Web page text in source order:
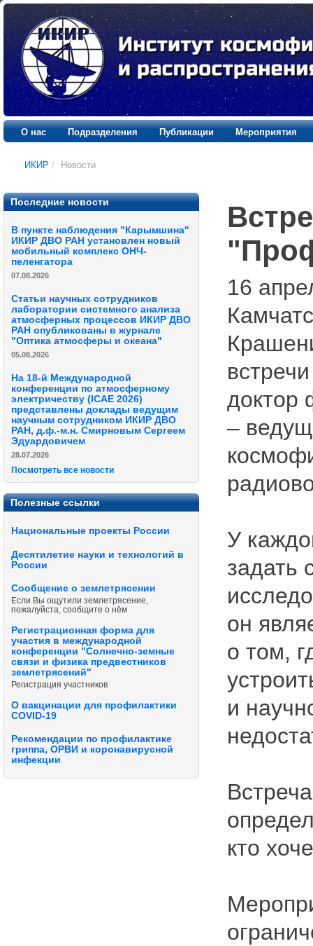
О нас Подразделения Публикации Мероприятия
ИКИР / Новости
Последние новости
В пункте наблюдения "Карымшина"
ИКИР ДВО РАН установлен новый
мобильный комплекс ОНЧ-
пеленгатора
07.08.2026
Статьи научных сотрудников
лаборатории системного анализа
атмосферных процессов ИКИР ДВО
РАН опубликованы в журнале
"Оптика атмосферы и океана"
05.08.2026
На 18-й Международной
конференции по атмосферному
электричеству (ICAE 2026)
представлены доклады ведущим
научным сотрудником ИКИР ДВО
РАН, д.ф.-м.н. Смирновым Сергеем
Эдуардовичем
28.07.2026
Посмотреть все новости
Полезные ссылки
Национальные проекты России
Десятилетие науки и технологий в
России
Сообщение о землетрясении
Если Вы ощутили землетрясение,
пожалуйста, сообщите о нём
Регистрационная форма для
участия в международной
конференции "Солнечно-земные
связи и физика предвестников
землетрясений"
Регистрация участников
О вакцинации для профилактики
COVID-19
Рекомендации по профилактике
гриппа, ОРВИ и коронавирусной
инфекции
16
доктор
–
У
задать
он
о том,
и
кто